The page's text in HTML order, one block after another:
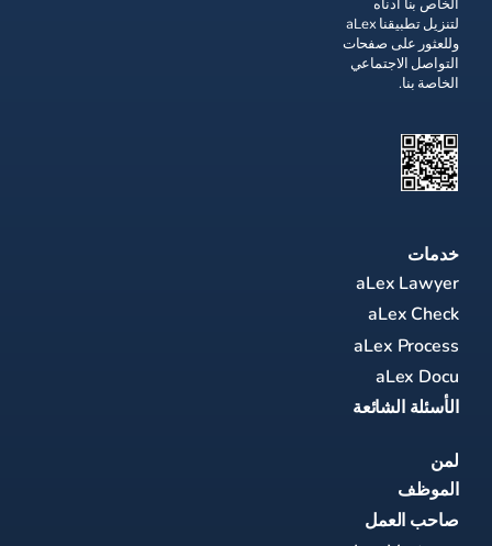
الخاص بنا أدناه
لتنزيل تطبيقنا aLex
وللعثور على صفحات
التواصل الاجتماعي
الخاصة بنا.
خدمات
aLex Lawyer
aLex Check
aLex Process
aLex Docu
الأسئلة الشائعة
لمن
الموظف
صاحب العمل